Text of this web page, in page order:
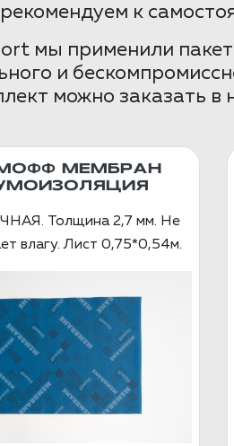
к
мы применили
и
можно заказать в
МЕМБРАН
Толщина 2,7 мм. Не
влагу. Лист 0,75*0,54м.